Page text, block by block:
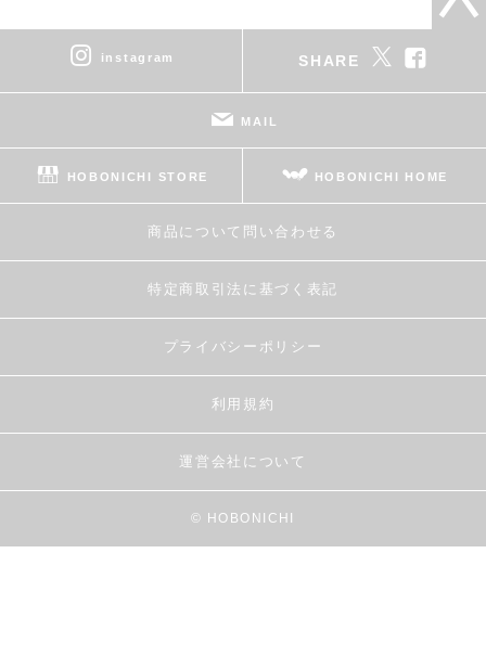
instagram SHARE
MAIL
HOBONICHI STORE HOBONICHI HOME
商品について問い合わせる
特定商取引法に基づく表記
プライバシーポリシー
利用規約
運営会社について
© HOBONICHI